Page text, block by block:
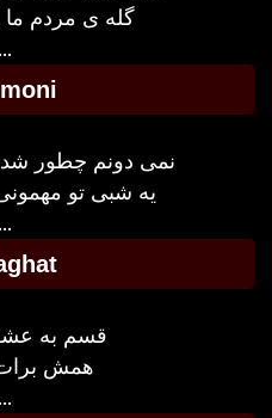
گله ی مردم ما
...
نمی دونم چطور شد
یه شبی تو
...
قسم به
همش
...